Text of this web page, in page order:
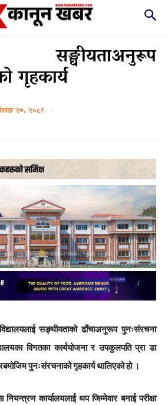
सङ्घीयताअनुरूप
गृहकार्य
२७, २०८१
सङ्घीयताको ढाँचाअनुरूप पुनःसंरचना
विगतका कार्ययोजना र उपकुलपति प्रा डा
पुनःसंरचनाको गृहकार्य थालिएको हो ।
नियन्त्रण कार्यालयलाई थप जिम्मेवार बनाई परीक्षा